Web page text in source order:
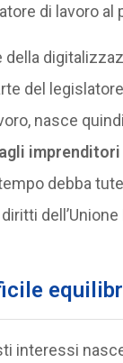
di lavoro al
del
nasce
debba
interessi